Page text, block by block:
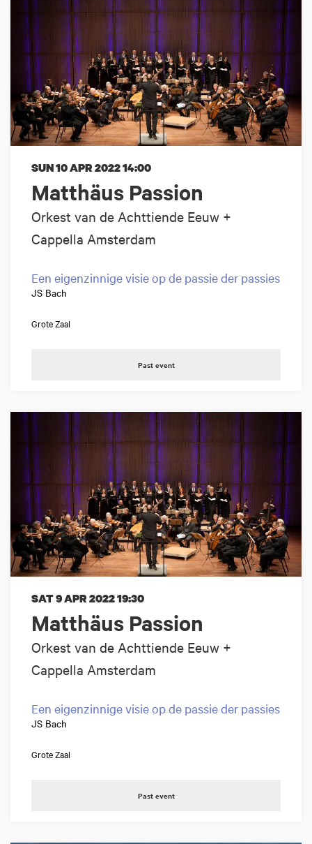
Matthäus Passion
Orkest van de Achttiende Eeuw +
Cappella Amsterdam
SUN 10 APR 202214:00
Een eigenzinnige visie op de passie der passies
JS Bach
Grote Zaal
Past event
Matthäus Passion
Orkest van de Achttiende Eeuw +
Cappella Amsterdam
SAT 9 APR 202219:30
Een eigenzinnige visie op de passie der passies
JS Bach
Grote Zaal
Past event